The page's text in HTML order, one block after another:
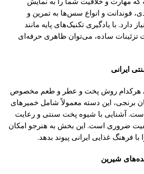
فوندانت و انواع سس‌ها به تمرین و
دارد. با یادگیری تکنیک‌های پایه مانند
ساده، می‌توان ظاهری حرفه‌ای
هرکدام روش پخت و عطر و طعم مخصوص
نان برنجی، این دسته معمولاً شامل خمیرهای
آشنایی با شیوه‌ پخت سنتی و رعایت
ضروری است. این بخش به هنرجو امکان
فرهنگ غذایی ایرانی پیوند بدهد.